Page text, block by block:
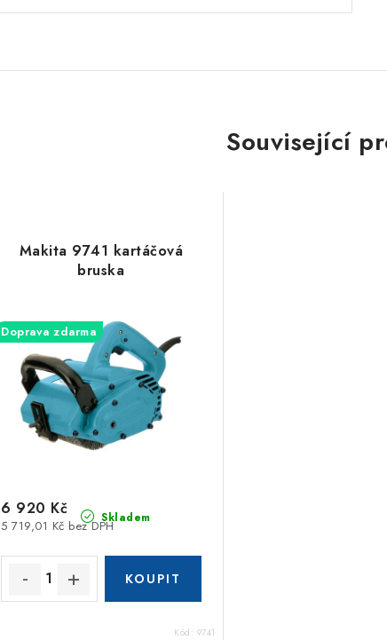
Související
Makita 9741 kartáčová
bruska
Doprava zdarma
Skladem
5 719,01 Kč bez DPH
6 920 Kč
Kód: 9741